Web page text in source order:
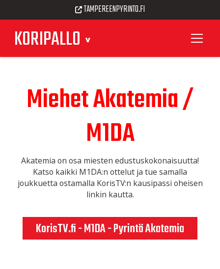
KORIPALLO
TAMPEREENPYRINTO.FI
Miehet Akatemia /
M1DA
Akatemia on osa miesten edustuskokonaisuutta!
Katso kaikki M1DA:n ottelut ja tue samalla
joukkuetta ostamalla KorisTV:n kausipassi oheisen
linkin kautta.
KorisTV.fi - M1DA - Pyrintö Akatemia